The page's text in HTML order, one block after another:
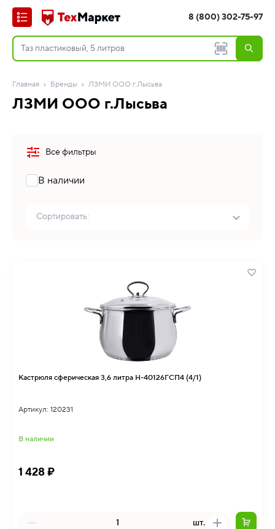
8 (800) 302-75-97
Главная Бренды ЛЗМИ ООО г.Лысьва
ЛЗМИ ООО г.Лысьва
Все фильтры
В наличии
Сортировать:
Кастрюля сферическая 3,6 литра Н-40126ГСП4 (4/1)
Артикул: 120231
В наличии
1 428 ₽
шт.